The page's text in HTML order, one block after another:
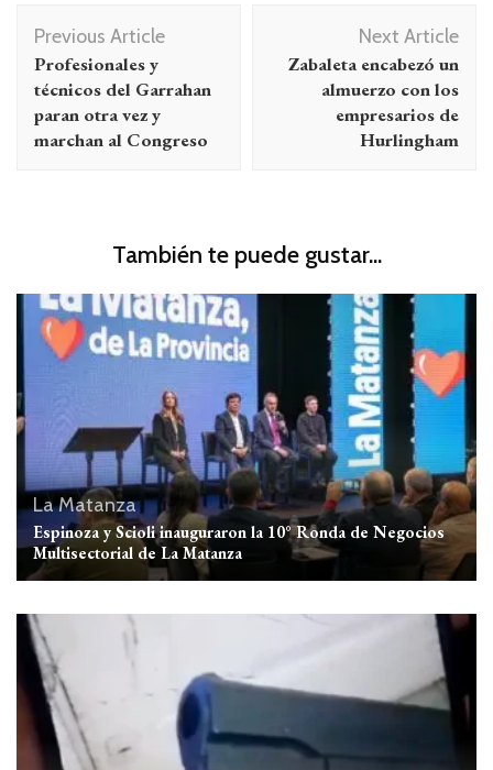
Navegación
de
entradas
Previous Article
Profesionales y
técnicos del Garrahan
paran otra vez y
marchan al Congreso
Next Article
Zabaleta encabezó un
almuerzo con los
empresarios de
Hurlingham
También te puede gustar...
La Matanza
Espinoza y Scioli inauguraron la 10° Ronda de Negocios
Multisectorial de La Matanza